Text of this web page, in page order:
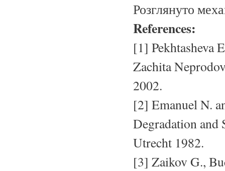
Розглянуто
References:
[1] Pekhtasheva
Zachita
2002.
[2] Emanuel N.
Degradation and
Utrecht 1982.
[3] Zaikov G.,